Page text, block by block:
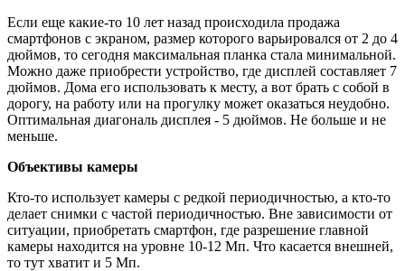
Если еще какие-то 10 лет назад происходила продажа
смартфонов с экраном, размер которого варьировался от 2 до 4
дюймов, то сегодня максимальная планка стала минимальной.
Можно даже приобрести устройство, где дисплей составляет 7
дюймов. Дома его использовать к месту, а вот брать с собой в
дорогу, на работу или на прогулку может оказаться неудобно.
Оптимальная диагональ дисплея - 5 дюймов. Не больше и не
меньше.
Объективы камеры
Кто-то использует камеры с редкой периодичностью, а кто-то
делает снимки с частой периодичностью. Вне зависимости от
ситуации, приобретать смартфон, где разрешение главной
камеры находится на уровне 10-12 Мп. Что касается внешней,
то тут хватит и 5 Мп.